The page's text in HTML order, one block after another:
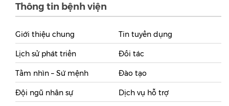
Thông tin bệnh viện
Giới thiệu chung
Lịch sử phát triển
Tầm nhìn – Sứ mệnh
Đội ngũ nhân sự
Tin tuyển dụng
Đối tác
Đào tạo
Dịch vụ hỗ trợ